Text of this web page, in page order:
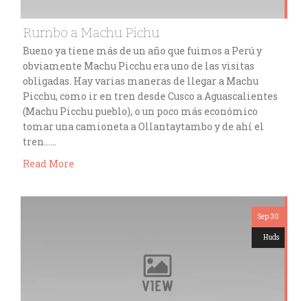
Rumbo a Machu Pichu
Bueno ya tiene más de un año que fuimos a Perú y
obviamente Machu Picchu era uno de las visitas
obligadas. Hay varias maneras de llegar a Machu
Picchu, como ir en tren desde Cusco a Aguascalientes
(Machu Picchu pueblo), o un poco más económico
tomar una camioneta a Ollantaytambo y de ahí el
tren……
Read More
Sep 30
Huds